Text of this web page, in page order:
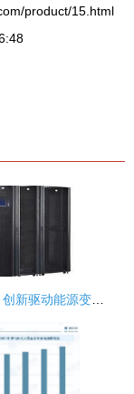
product/15.html